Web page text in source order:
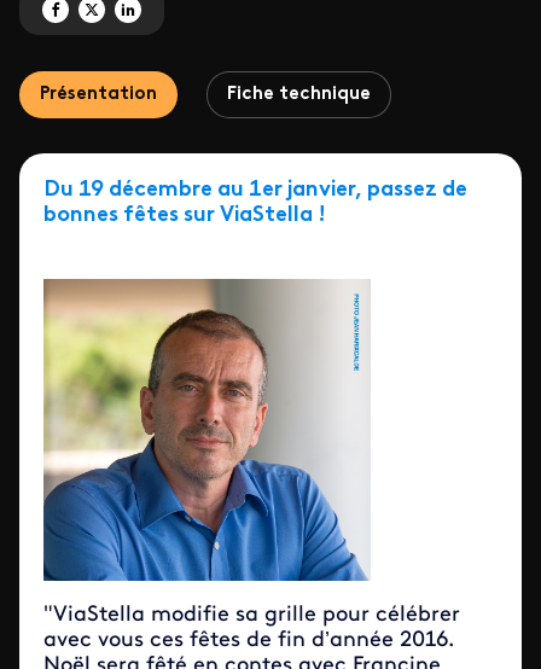
Partagez ' Les fêtes sur ViaStella' sur Facebook
Partagez ' Les fêtes sur ViaStella' sur X
Partagez ' Les fêtes sur ViaStella' sur LinkedIn
Présentation Fiche technique
Du 19 décembre au 1er janvier, passez de
bonnes fêtes sur ViaStella !
"ViaStella modifie sa grille pour célébrer
avec vous ces fêtes de fin d’année 2016.